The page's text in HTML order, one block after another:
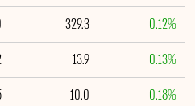
0.12%
329.3
0.13%
13.9
0.18%
10.0